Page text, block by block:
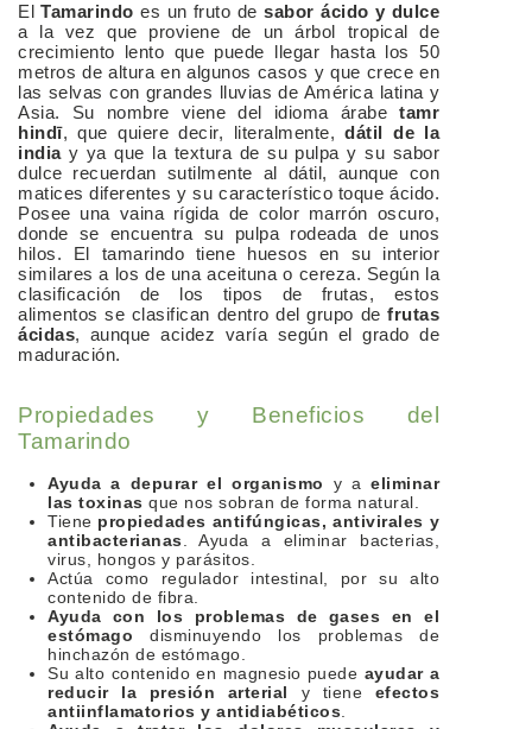
ElTamarindo es un fruto desabor ácido y dulce
a la vez que proviene de un árbol tropical de
crecimiento lento que puede llegar hasta los 50
metros de altura en algunos casos y que crece en
las selvas con grandes lluvias de América latina y
Asia. Su nombre viene del idioma árabetamr
hindī, que quiere decir, literalmente,dátil de la
indiay ya que la textura de su pulpa y su sabor
dulce recuerdan sutilmente al dátil, aunque con
matices diferentes y su característico toque ácido.
Posee una vaina rígida de color marrón oscuro,
donde se encuentra su pulpa rodeada de unos
hilos. El tamarindo tiene huesos en su interior
similares a los de una aceituna o cereza. Según la
clasificación de los tipos de frutas, estos
alimentos se clasifican dentro del grupo defrutas
ácidas, aunque acidez varía según el grado de
maduración.
Propiedades y Beneficios del
Tamarindo
Ayuda a depurar el organismo y aeliminar
las toxinas que nos sobran de forma natural.
Tiene propiedades antifúngicas, antivirales y
antibacterianas . Ayuda a eliminar bacterias,
virus, hongos y parásitos.
Actúa como regulador intestinal, por su alto
contenido de fibra.
Ayuda con los problemas de gases en el
estómago disminuyendo los problemas de
hinchazón de estómago.
Su alto contenido en magnesio puede ayudar a
reducir la presión arterial
y tiene efectos
antiinflamatorios y antidiabéticos